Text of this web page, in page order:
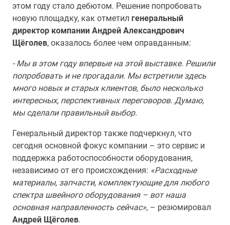
этом году стало дебютом. Решение попробовать
новую площадку, как отметил генеральный
директор компании Андрей Александрович
Щёголев, оказалось более чем оправданным:
- Мы в этом году впервые на этой выставке. Решили
попробовать и не прогадали. Мы встретили здесь
много новых и старых клиентов, было несколько
интересных, перспективных переговоров. Думаю,
мы сделали правильный выбор.
Генеральный директор также подчеркнул, что
сегодня основной фокус компании – это сервис и
поддержка работоспособности оборудования,
независимо от его происхождения: «Расходные
материалы, запчасти, комплектующие для любого
спектра швейного оборудования – вот наша
основная направленность сейчас», – резюмировал
Андрей Щёголев.